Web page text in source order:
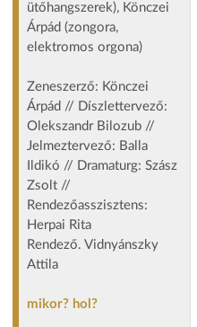
ütőhangszerek), Könczei
Árpád (zongora,
elektromos orgona)
Zeneszerző: Könczei
Árpád // Díszlettervező:
Olekszandr Bilozub //
Jelmeztervező: Balla
Ildikó // Dramaturg: Szász
Zsolt //
Rendezőasszisztens:
Herpai Rita
Rendező. Vidnyánszky
Attila
mikor? hol?